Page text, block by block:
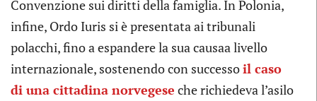
Convenzione sui diritti della famiglia. In Polonia,
infine, Ordo Iuris si è presentata ai tribunali
polacchi, fino a espandere la sua causaa livello
internazionale, sostenendo con successoil caso
di una cittadina norvegese che richiedeva l’asilo